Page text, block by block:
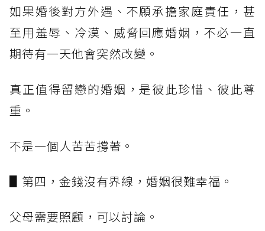
如果婚後對方外遇、不願承擔家庭責任，甚
至用羞辱、冷漠、威脅回應婚姻，不必一直
期待有一天他會突然改變。
真正值得留戀的婚姻，是彼此珍惜、彼此尊
重。
不是一個人苦苦撐著。
▋第四，金錢沒有界線，婚姻很難幸福。
父母需要照顧，可以討論。